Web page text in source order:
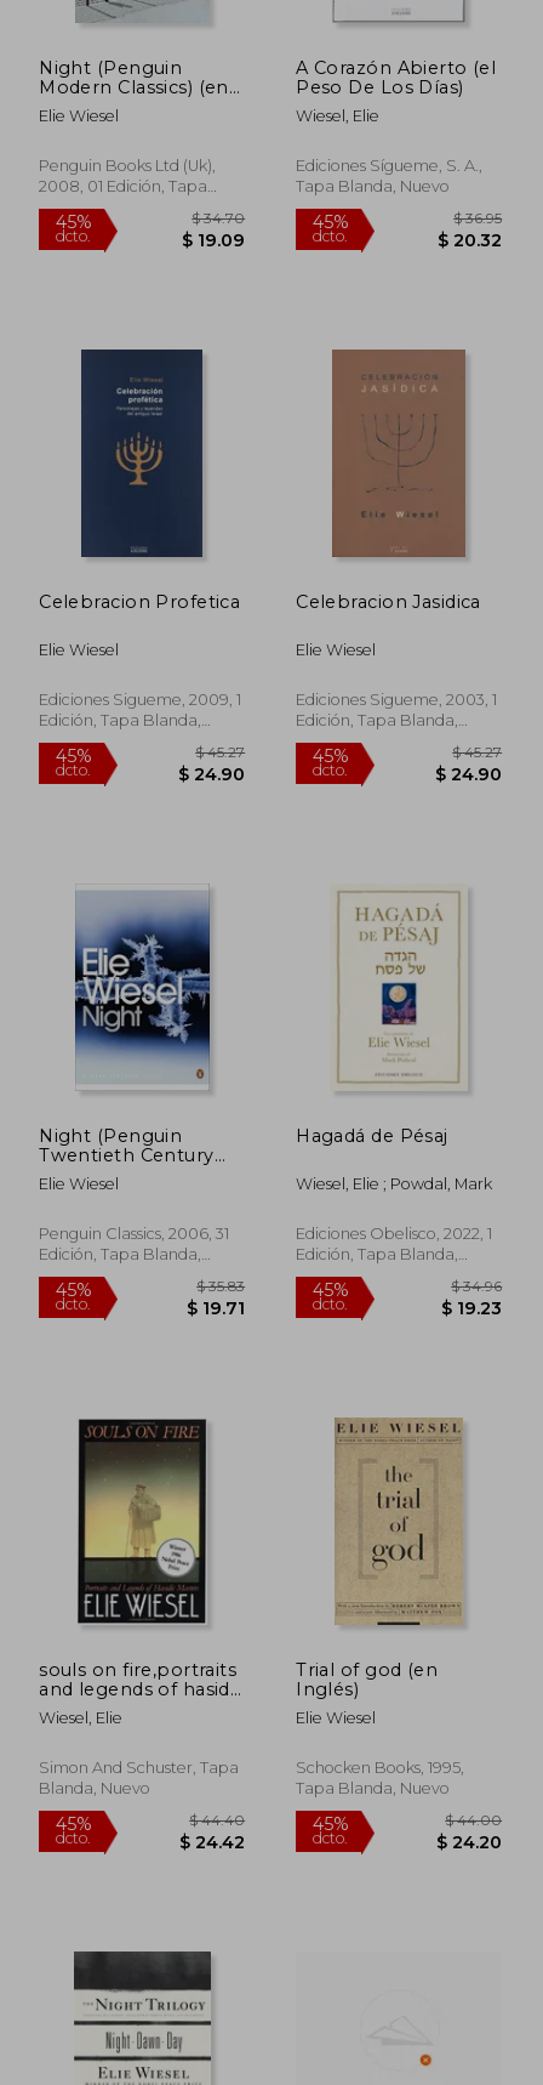
Night (Penguin
Modern Classics) (en
Inglés)
Elie Wiesel
Penguin Books Ltd (Uk),
2008, 01 Edición, Tapa
Blanda, Nuevo
A Corazón Abierto (el
Peso De Los Días)
Wiesel, Elie
Ediciones Sígueme, S. A.,
Tapa Blanda, Nuevo
45%
dcto.
Celebracion Profetica
Elie Wiesel
Ediciones Sigueme, 2009, 1
Edición, Tapa Blanda,
Nuevo
45%
Celebracion Jasidica
Elie Wiesel
Ediciones Sigueme, 2003, 1
Edición, Tapa Blanda,
Nuevo
45%
Night (Penguin
Twentieth Century
Classics) (en Inglés)
Elie Wiesel
Penguin Classics, 2006, 31
Edición, Tapa Blanda,
Nuevo
45%
dcto.
$ 35.83
Hagadá de Pésaj
Wiesel, Elie ; Powdal, Mark
Ediciones Obelisco, 2022, 1
Edición, Tapa Blanda,
Nuevo
45%
dcto.
souls on fire,portraits
and legends of hasidic
masters (en Inglés)
Wiesel, Elie
Simon And Schuster, Tapa
Blanda, Nuevo
Trial of god (en
Inglés)
Elie Wiesel
Schocken Books, 1995,
Tapa Blanda, Nuevo